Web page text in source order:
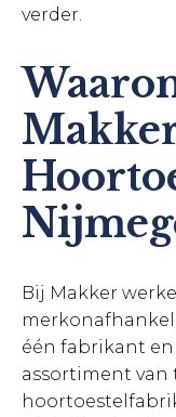
verder.
Bij Makker
één fabrikant
assortiment van